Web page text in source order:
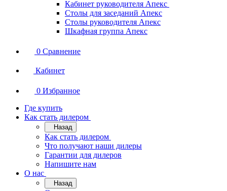
Кабинет руководителя Апекс
Столы для заседаний Апекс
Столы руководителя Апекс
Шкафная группа Апекс
0 Сравнение
Кабинет
0 Избранное
Где купить
Как стать дилером
Назад
Как стать дилером
Что получают наши дилеры
Гарантии для дилеров
Напишите нам
О нас
Назад